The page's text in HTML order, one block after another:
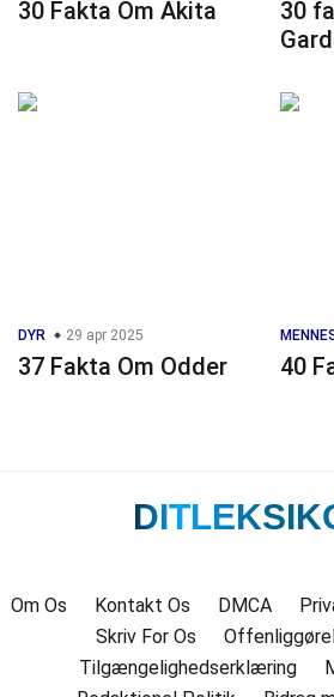
30 Fakta Om Akita
30
DYR 29 apr 2025
37 Fakta Om Odder 40
Om Os Kontakt Os DMCA
Skriv For Os
Tilgængelighedserklæring